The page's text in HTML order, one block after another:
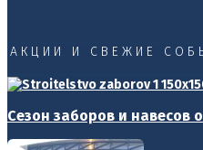
АКЦИИ И СВЕЖИЕ
Сезон заборов и навесов